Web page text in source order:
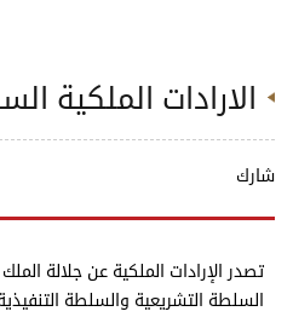
الارادات الملكية
شارك
تصدر الإرادات الملكية عن جلالة
السلطة التشريعية والسلطة